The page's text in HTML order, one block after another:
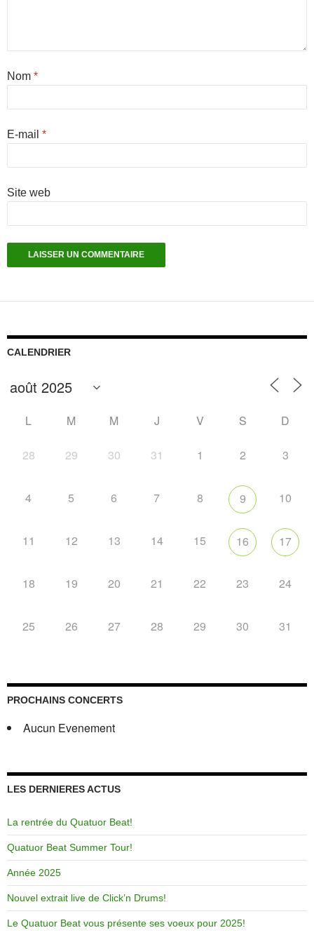
Nom *
E-mail *
Site web
CALENDRIER
L M M J V S D
28 29 30 31 1 2 3
4 5 6 7 8 9 10
11 12 13 14 15 16 17
18 19 20 21 22 23 24
25 26 27 28 29 30 31
PROCHAINS CONCERTS
Aucun Evenement
LES DERNIERES ACTUS
La rentrée du Quatuor Beat!
Quatuor Beat Summer Tour!
Année 2025
Nouvel extrait live de Click’n Drums!
Le Quatuor Beat vous présente ses voeux pour 2025!